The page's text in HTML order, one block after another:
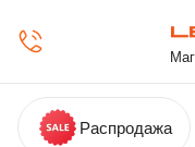
Распродажа